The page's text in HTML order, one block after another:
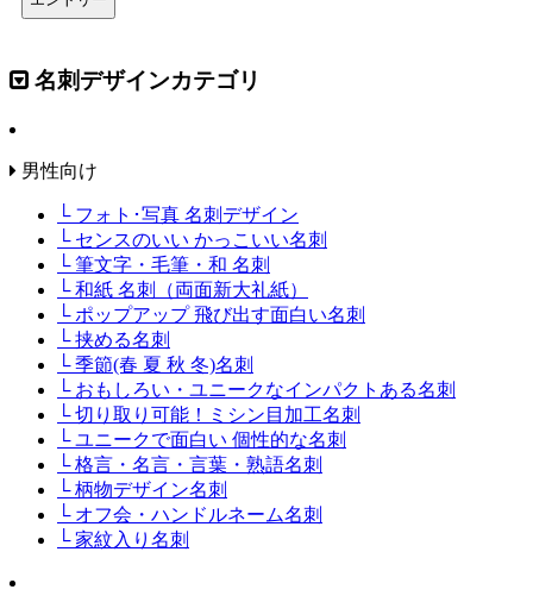
名刺デザインカテゴリ
男性向け
└ フォト･写真 名刺デザイン
└ センスのいい かっこいい名刺
└ 筆文字・毛筆・和 名刺
└ 和紙 名刺（両面新大礼紙）
└ ポップアップ 飛び出す面白い名刺
└ 挟める名刺
└ 季節(春 夏 秋 冬)名刺
└ おもしろい・ユニークなインパクトある名刺
└ 切り取り可能！ミシン目加工名刺
└ ユニークで面白い 個性的な名刺
└ 格言・名言・言葉・熟語名刺
└ 柄物デザイン名刺
└ オフ会・ハンドルネーム名刺
└ 家紋入り名刺